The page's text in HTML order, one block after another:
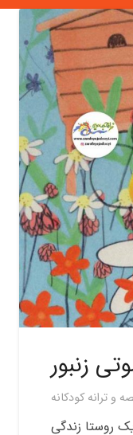
زنبور
و ترانه کودکانه
روستا زندگی